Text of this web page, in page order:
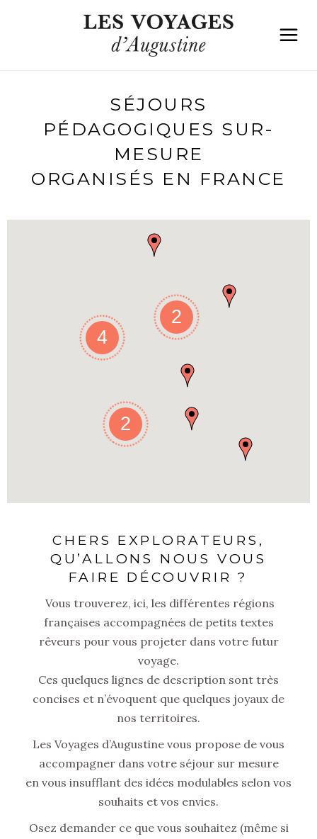
SÉJOURS
PÉDAGOGIQUES SUR-
MESURE
ORGANISÉS EN FRANCE
4
2
2
CHERS EXPLORATEURS,
QU’ALLONS NOUS VOUS
FAIRE DÉCOUVRIR ?
Vous trouverez, ici, les différentes régions
françaises accompagnées de petits textes
rêveurs pour vous projeter dans votre futur
voyage.
Ces quelques lignes de description sont très
concises et n’évoquent que quelques joyaux de
nos territoires.
Les Voyages d’Augustine vous propose de vous
accompagner dans votre séjour sur mesure
en vous insufflant des idées modulables selon vos
souhaits et vos envies.
Osez demander ce que vous souhaitez (même si